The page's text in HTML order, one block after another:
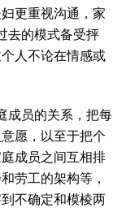
更重视沟通，家
去的模式备受抨
人不论在情感或
成员的关系，把每
愿，以至于把个
成员之间互相排
劳工的架构等，
不确定和模棱两